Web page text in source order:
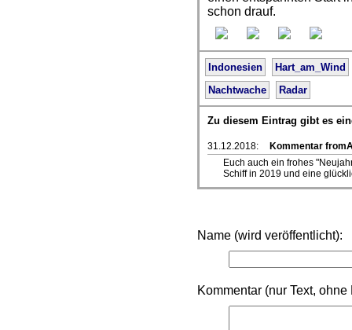
schon drauf.
Indonesien
Hart_am_Wind
Nachtwache
Radar
Zu diesem Eintrag gibt es
31.12.2018:
Kommentar
Euch auch ein frohes
Schiff in 2019 und eine
Name (wird veröffentlicht):
Kommentar (nur Text,